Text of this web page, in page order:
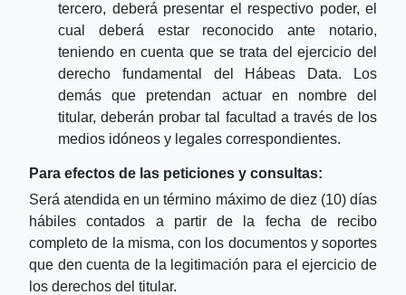
tercero, deberá presentar el respectivo poder, el
cual deberá estar reconocido ante notario,
teniendo en cuenta que se trata del ejercicio del
derecho fundamental del Hábeas Data. Los
demás que pretendan actuar en nombre del
titular, deberán probar tal facultad a través de los
medios idóneos y legales correspondientes.
Para efectos de las peticiones y consultas:
Será atendida en un término máximo de diez (10) días
hábiles contados a partir de la fecha de recibo
completo de la misma, con los documentos y soportes
que den cuenta de la legitimación para el ejercicio de
los derechos del titular.